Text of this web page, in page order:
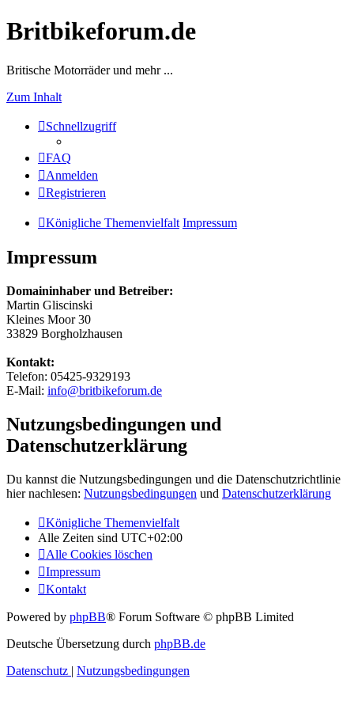
Britbikeforum.de
Britische Motorräder und mehr ...
Zum Inhalt
Schnellzugriff
FAQ
Anmelden
Registrieren
Königliche Themenvielfalt Impressum
Impressum
Domaininhaber und Betreiber:
Martin Gliscinski
Kleines Moor 30
33829 Borgholzhausen
Kontakt:
Telefon: 05425-9329193
E-Mail: info@britbikeforum.de
Nutzungsbedingungen und
Datenschutzerklärung
Du kannst die Nutzungsbedingungen und die Datenschutzrichtlinie
hier nachlesen: Nutzungsbedingungen und Datenschutzerklärung
Königliche Themenvielfalt
Alle Zeiten sind UTC+02:00
Alle Cookies löschen
Impressum
Kontakt
Powered by phpBB® Forum Software © phpBB Limited
Deutsche Übersetzung durch phpBB.de
Datenschutz | Nutzungsbedingungen